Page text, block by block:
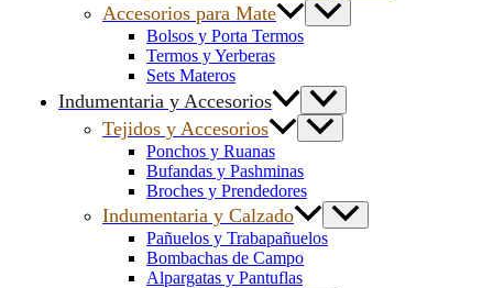
Accesorios para Mate
Bolsos y Porta Termos
Termos y Yerberas
Sets Materos
Indumentaria y Accesorios
Tejidos y Accesorios
Ponchos y Ruanas
Bufandas y Pashminas
Broches y Prendedores
Indumentaria y Calzado
Pañuelos y Trabapañuelos
Bombachas de Campo
Alpargatas y Pantuflas